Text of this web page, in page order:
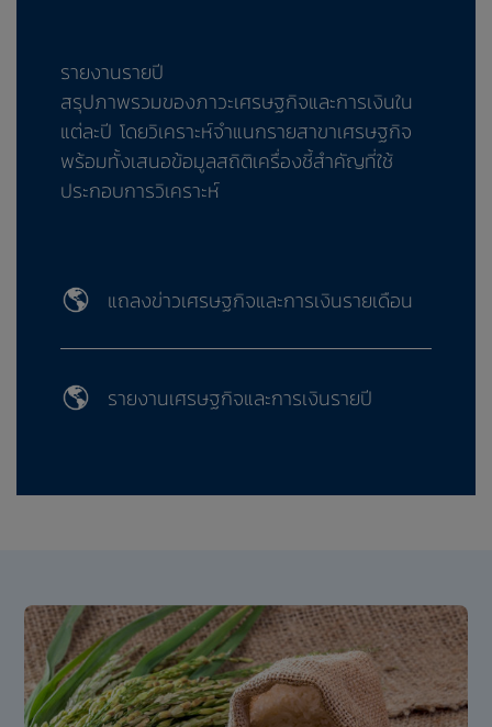
รายงานรายปี
สรุปภาพรวมของภาวะเศรษฐกิจและการเงินใน
แต่ละปี โดยวิเคราะห์จำแนกรายสาขาเศรษฐกิจ
พร้อมทั้งเสนอข้อมูลสถิติเครื่องชี้สำคัญที่ใช้
ประกอบการวิเคราะห์
แถลงข่าวเศรษฐกิจและการเงินรายเดือน
รายงานเศรษฐกิจและการเงินรายปี